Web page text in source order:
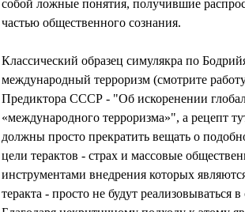
собой ложные понятия, получившие
частью общественного сознания.
Классический образец симулякра по
международный терроризм (смотрите
Предиктора СССР - "Об искоренении
«международного терроризма»", а рецепт
должны просто прекратить вещать о
цели терактов - страх и массовые
инструментами внедрения которых
теракта - просто не будут реализовываться